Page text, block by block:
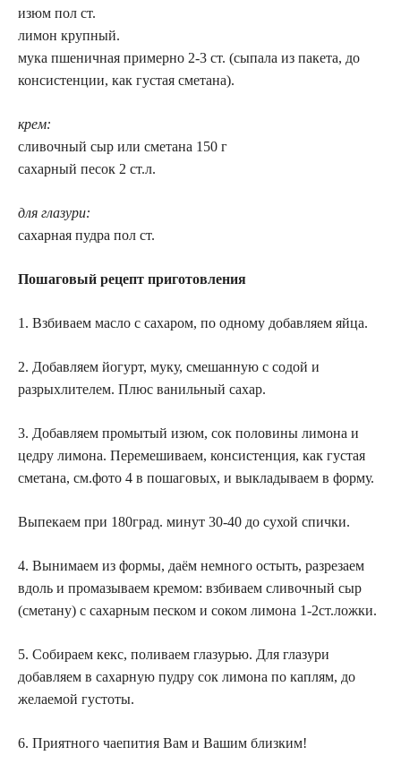
изюм пол ст.
лимон крупный.
мука пшеничная примерно 2-3 ст. (сыпала из пакета, до
консистенции, как густая сметана).
крем:
сливочный сыр или сметана 150 г
сахарный песок 2 ст.л.
для глазури:
сахарная пудра пол ст.
Пошаговый рецепт приготовления
1. Взбиваем масло с сахаром, по одному добавляем яйца.
2. Добавляем йогурт, муку, смешанную с содой и
разрыхлителем. Плюс ванильный сахар.
3. Добавляем промытый изюм, сок половины лимона и
цедру лимона. Перемешиваем, консистенция, как густая
сметана, см.фото 4 в пошаговых, и выкладываем в форму.
Выпекаем при 180град. минут 30-40 до сухой спички.
4. Вынимаем из формы, даём немного остыть, разрезаем
вдоль и промазываем кремом: взбиваем сливочный сыр
(сметану) с сахарным песком и соком лимона 1-2ст.ложки.
5. Собираем кекс, поливаем глазурью. Для глазури
добавляем в сахарную пудру сок лимона по каплям, до
желаемой густоты.
6. Приятного чаепития Вам и Вашим близким!